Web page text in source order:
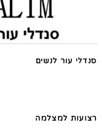
סנדלי עור לנשים
רצועות למצלמה